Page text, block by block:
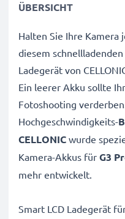
ÜBERSICHT
Halten Sie Ihre
diesem
Ladegerät von
Ein leerer Akku sollte
Fotoshooting
Hochgeschwindigkeits-
CELLONIC wurde
Kamera-Akkus für G3
mehr entwickelt.
Smart LCD Ladegerät